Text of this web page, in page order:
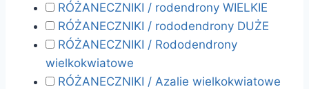
RÓŻANECZNIKI / rodendrony WIELKIE
RÓŻANECZNIKI / rododendrony DUŻE
RÓŻANECZNIKI / Rododendrony
wielkokwiatowe
RÓŻANECZNIKI / Azalie wielkokwiatowe